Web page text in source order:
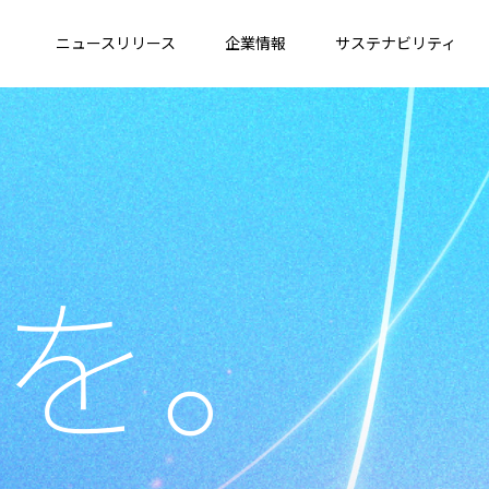
。
ニュースリリース 企業情報 サステナビリティ